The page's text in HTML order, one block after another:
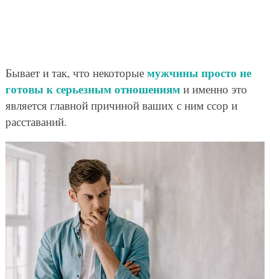
Бывает и так, что некоторые мужчины просто не
готовы к серьезным отношениями именно это
является главной причиной ваших с ним ссор и
расставаний.